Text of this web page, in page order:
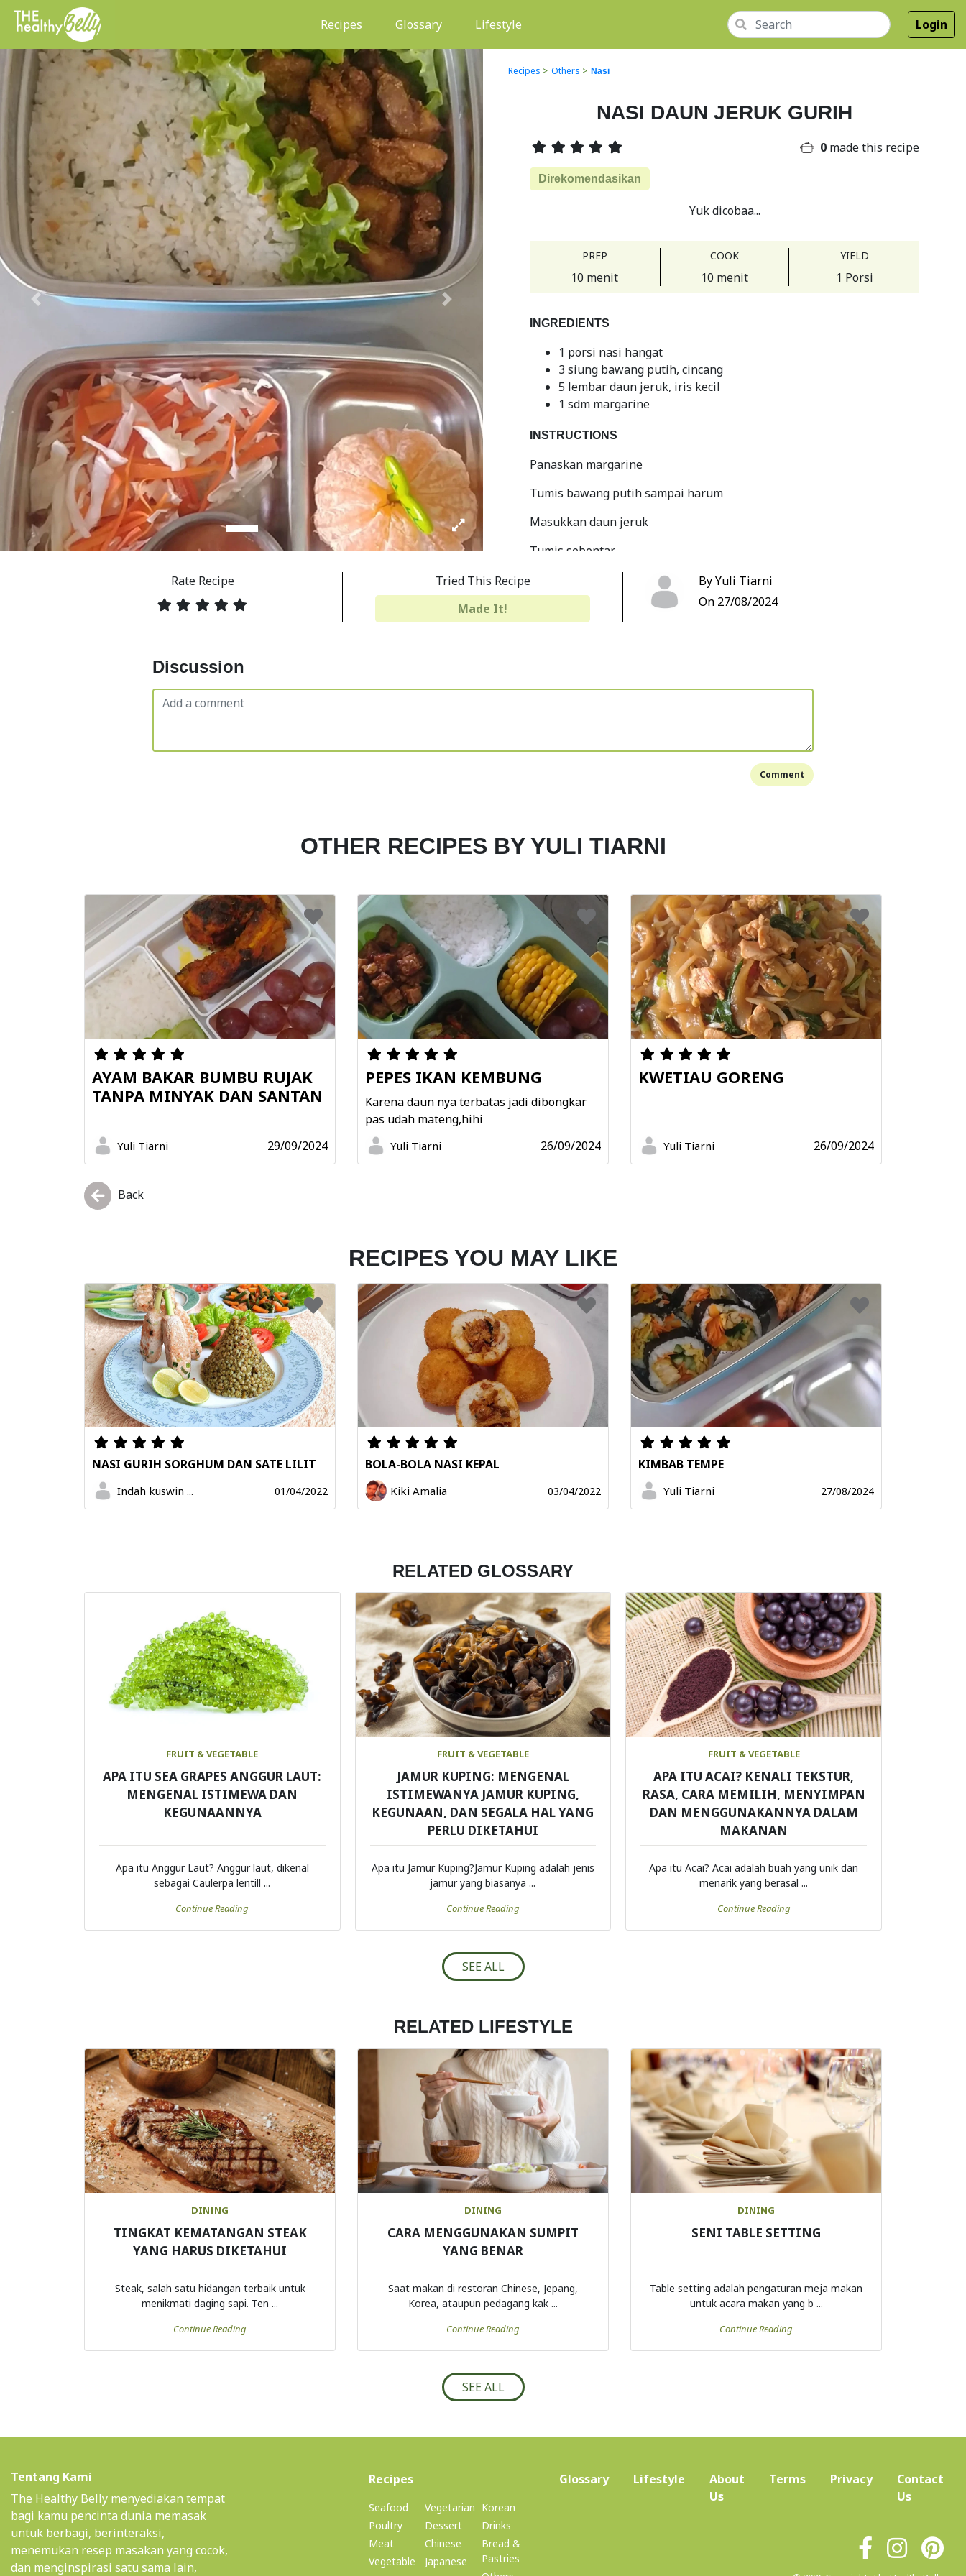
Recipes (current)Glossary Lifestyle Login
Previous Next
Recipes > Others > Nasi
NASI DAUN JERUK GURIH
0 made this recipe
Direkomendasikan
Yuk dicobaa...
PREP
10 menit
COOK
10 menit
YIELD
1 Porsi
INGREDIENTS
1 porsi nasi hangat
3 siung bawang putih, cincang
5 lembar daun jeruk, iris kecil
1 sdm margarine
INSTRUCTIONS
Panaskan margarine
Tumis bawang putih sampai harum
Masukkan daun jeruk
Tumis sebentar
Masukkan tumisan bawang dan daun jeruk ke nasi hangat
Rate Recipe
Tried This Recipe
Made It!
By Yuli Tiarni
On 27/08/2024
Discussion
Comment
OTHER RECIPES BY YULI TIARNI
AYAM BAKAR BUMBU RUJAK
TANPA MINYAK DAN SANTAN
Yuli Tiarni 29/09/2024
PEPES IKAN KEMBUNG
Karena daun nya terbatas jadi dibongkar
pas udah mateng,hihi
Yuli Tiarni 26/09/2024
KWETIAU GORENG
Yuli Tiarni 26/09/2024
Back
RECIPES YOU MAY LIKE
NASI GURIH SORGHUM DAN SATE LILIT
Indah kuswin ... 01/04/2022
BOLA-BOLA NASI KEPAL
Kiki Amalia 03/04/2022
KIMBAB TEMPE
Yuli Tiarni 27/08/2024
RELATED GLOSSARY
FRUIT & VEGETABLE
APA ITU SEA GRAPES ANGGUR LAUT:
MENGENAL ISTIMEWA DAN
KEGUNAANNYA
Apa itu Anggur Laut? Anggur laut, dikenal
sebagai Caulerpa lentill ...
Continue Reading
FRUIT & VEGETABLE
JAMUR KUPING: MENGENAL
ISTIMEWANYA JAMUR KUPING,
KEGUNAAN, DAN SEGALA HAL YANG
PERLU DIKETAHUI
Apa itu Jamur Kuping?Jamur Kuping adalah jenis
jamur yang biasanya ...
Continue Reading
FRUIT & VEGETABLE
APA ITU ACAI? KENALI TEKSTUR,
RASA, CARA MEMILIH, MENYIMPAN
DAN MENGGUNAKANNYA DALAM
MAKANAN
Apa itu Acai? Acai adalah buah yang unik dan
menarik yang berasal ...
Continue Reading
SEE ALL
RELATED LIFESTYLE
DINING
TINGKAT KEMATANGAN STEAK
YANG HARUS DIKETAHUI
Steak, salah satu hidangan terbaik untuk
menikmati daging sapi. Ten ...
Continue Reading
DINING
CARA MENGGUNAKAN SUMPIT
YANG BENAR
Saat makan di restoran Chinese, Jepang,
Korea, ataupun pedagang kak ...
Continue Reading
DINING
SENI TABLE SETTING
Table setting adalah pengaturan meja makan
untuk acara makan yang b ...
Continue Reading
SEE ALL
Tentang Kami
The Healthy Belly menyediakan tempat
bagi kamu pencinta dunia memasak
untuk berbagi, berinteraksi,
menemukan resep masakan yang cocok,
dan menginspirasi satu sama lain,
Recipes(current)
Seafood
Poultry
Meat
Vegetable
Vegetarian
Dessert
Chinese
Japanese
Korean
Drinks
Bread &
Pastries
Glossary Lifestyle
About
Us(current)
Terms Privacy
Contact
Us